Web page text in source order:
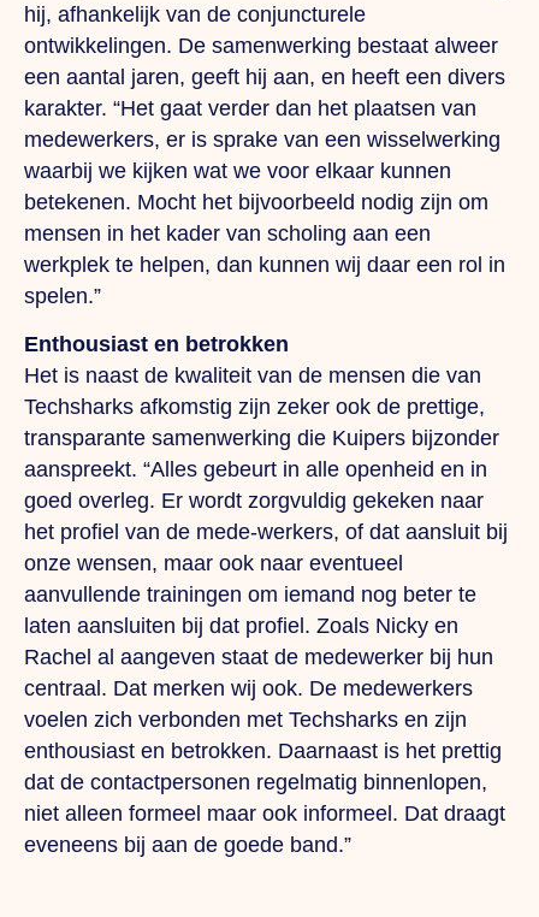
hij, afhankelijk van de conjuncturele
ontwikkelingen. De samenwerking bestaat alweer
een aantal jaren, geeft hij aan, en heeft een divers
karakter. “Het gaat verder dan het plaatsen van
medewerkers, er is sprake van een wisselwerking
waarbij we kijken wat we voor elkaar kunnen
betekenen. Mocht het bijvoorbeeld nodig zijn om
mensen in het kader van scholing aan een
werkplek te helpen, dan kunnen wij daar een rol in
spelen.”
Enthousiast en betrokken
Het is naast de kwaliteit van de mensen die van
Techsharks afkomstig zijn zeker ook de prettige,
transparante samenwerking die Kuipers bijzonder
aanspreekt. “Alles gebeurt in alle openheid en in
goed overleg. Er wordt zorgvuldig gekeken naar
het profiel van de mede-werkers, of dat aansluit bij
onze wensen, maar ook naar eventueel
aanvullende trainingen om iemand nog beter te
laten aansluiten bij dat profiel. Zoals Nicky en
Rachel al aangeven staat de medewerker bij hun
centraal. Dat merken wij ook. De medewerkers
voelen zich verbonden met Techsharks en zijn
enthousiast en betrokken. Daarnaast is het prettig
dat de contactpersonen regelmatig binnenlopen,
niet alleen formeel maar ook informeel. Dat draagt
eveneens bij aan de goede band.”